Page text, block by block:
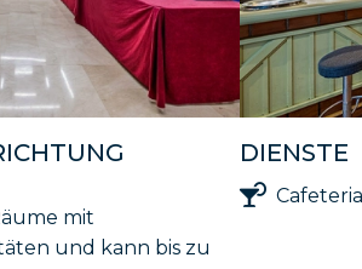
mit
und kann bis zu
DIENSTE